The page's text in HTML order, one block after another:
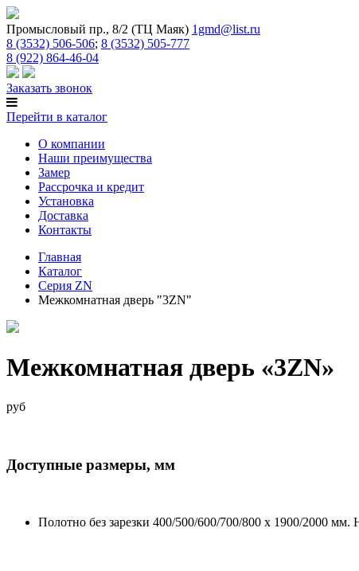
Промысловый пр., 8/2 (ТЦ Маяк) 1gmd@list.ru
8 (3532) 506-506; 8 (3532) 505-777
8 (922) 864-46-04
Заказать звонок
Перейти в каталог
О компании
Наши преимущества
Замер
Рассрочка и кредит
Установка
Доставка
Контакты
Главная
Каталог
Серия ZN
Межкомнатная дверь "3ZN"
Межкомнатная дверь «3ZN»
руб
Доступные размеры, мм
Полотно без зарезки 400/500/600/700/800 x 1900/2000